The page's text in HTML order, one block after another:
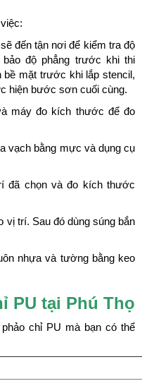
đến tận nơi để kiểm tra độ
độ phẳng trước khi thi
mặt trước khi lắp stencil,
hiện bước sơn cuối cùng.
máy đo kích thước để đo
vạch bằng mực và dụng cụ
đã chọn và đo kích thước
vị trí. Sau đó dùng súng bắn
nhựa và tường bằng keo
PU tại Phú Thọ
chỉ PU mà bạn có thể